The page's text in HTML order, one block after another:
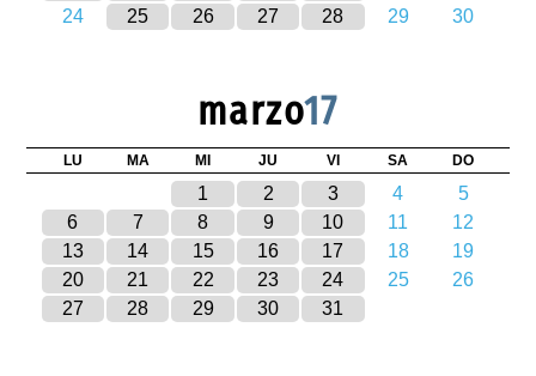
24
25 26 27 28 29 30
marzo17
LU MA MI JU VI SA DO
1 2 3 4
5
6
7 8 9 10 11
12
13
14 15 16 17 18
19
20
21 22 23 24 25
26
27
28 29 30 31